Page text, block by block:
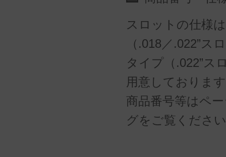
スロットの仕様
（.018／.022”ス
タイプ（.022”ス
用意しておりま
商品番号等はペ
グをご覧くださ